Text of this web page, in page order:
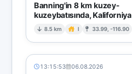
Banning'in 8 km kuzey-
kuzeybatısında, Kaliforniya
8.5 km I 33.99, -116.90
13:15:53 06.08.2026